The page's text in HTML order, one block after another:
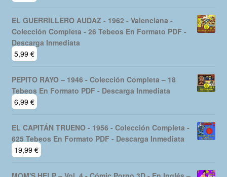
EL GUERRILLERO AUDAZ - 1962 - Valenciana -
Colección Completa - 26 Tebeos En Formato PDF -
Descarga Inmediata
5,99 €
PEPITO RAYO – 1946 - Colección Completa – 18
Tebeos En Formato PDF - Descarga Inmediata
6,99 €
EL CAPITÁN TRUENO - 1956 - Colección Completa -
625 Tebeos En Formato PDF - Descarga Inmediata
19,99 €